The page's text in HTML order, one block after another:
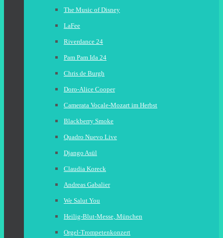
The Music of Disney
LaFee
Riverdance 24
Pam Pam Ida 24
Chris de Burgh
Doro-Alice Cooper
Camerata Vocale-Mozart im Herbst
Blackberry Smoke
Quadro Nuevo Live
Django Asül
Claudia Koreck
Andreas Gabalier
We Salut You
Heilig-Blut-Messe, München
Orgel-Trompetenkonzert